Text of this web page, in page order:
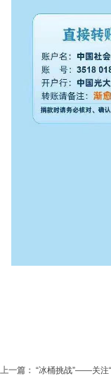
上一篇： “冰桶挑战”——关注